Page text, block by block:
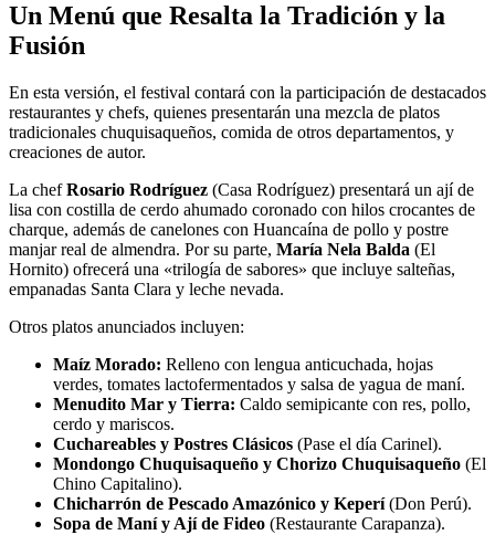
Un Menú que Resalta la Tradición y la
Fusión
En esta versión, el festival contará con la participación de destacados
restaurantes y chefs, quienes presentarán una mezcla de platos
tradicionales chuquisaqueños, comida de otros departamentos, y
creaciones de autor.
La chefRosario Rodríguez (Casa Rodríguez) presentará un ají de
lisa con costilla de cerdo ahumado coronado con hilos crocantes de
charque, además de canelones con Huancaína de pollo y postre
manjar real de almendra. Por su parte, María Nela Balda (El
Hornito) ofrecerá una «trilogía de sabores» que incluye salteñas,
empanadas Santa Clara y leche nevada.
Otros platos anunciados incluyen:
Maíz Morado: Relleno con lengua anticuchada, hojas
verdes, tomates lactofermentados y salsa de yagua de maní.
Menudito Mar y Tierra: Caldo semipicante con res, pollo,
cerdo y mariscos.
Cuchareables y Postres Clásicos (Pase el día Carinel).
Mondongo Chuquisaqueño y Chorizo Chuquisaqueño (El
Chino Capitalino).
Chicharrón de Pescado Amazónico y Keperí(Don Perú).
Sopa de Maní y Ají de Fideo (Restaurante Carapanza).